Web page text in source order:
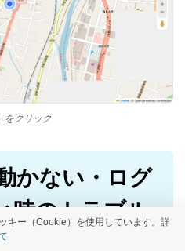
をクリック
かない・ログ
時のトラブル
キー（Cookie）を使用しています。詳